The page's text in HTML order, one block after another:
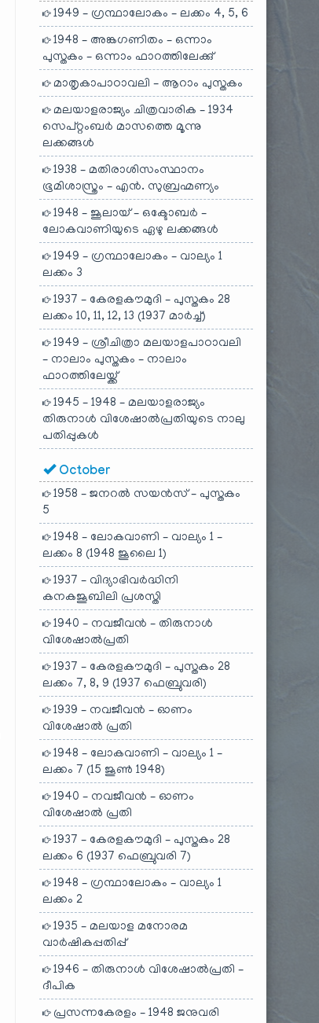
1949 – ഗ്രന്ഥാലോകം – ലക്കം 4, 5, 6
1948 – അങ്കഗണിതം – ഒന്നാം
പുസ്തകം – ഒന്നാം ഫാറത്തിലേക്കു്
മാതൃകാപാഠാവലി – ആറാം പുസ്തകം
മലയാളരാജ്യം ചിത്രവാരിക – 1934
സെപ്റ്റംബർ മാസത്തെ മൂന്നു
ലക്കങ്ങൾ
1938 – മതിരാശിസംസ്ഥാനം
ഭൂമിശാസ്ത്രം – എൻ. സുബ്രഹ്മണ്യം
1948 – ജൂലായ് – ഒക്ടോബർ –
ലോകവാണിയുടെ ഏഴു ലക്കങ്ങൾ
1949 – ഗ്രന്ഥാലോകം – വാല്യം 1
ലക്കം 3
1937 – കേരളകൗമുദി – പുസ്തകം 28
ലക്കം 10, 11, 12, 13 (1937 മാർച്ച്)
1949 – ശ്രീചിത്രാ മലയാളപാഠാവലി
– നാലാം പുസ്തകം – നാലാം
ഫാറത്തിലേയ്ക്ക്
1945 – 1948 – മലയാളരാജ്യം
തിരുനാൾ വിശേഷാൽപ്രതിയുടെ നാലു
പതിപ്പുകൾ
October
1958 – ജനറൽ സയൻസ് – പുസ്തകം
5
1948 – ലോകവാണി – വാല്യം 1 –
ലക്കം 8 (1948 ജൂലൈ 1)
1937 – വിദ്യാഭിവർദ്ധിനി
കനകജൂബിലി പ്രശസ്തി
1940 – നവജീവൻ – തിരുനാൾ
വിശേഷാൽപ്രതി
1937 – കേരളകൗമുദി – പുസ്തകം 28
ലക്കം 7, 8, 9 (1937 ഫെബ്രുവരി)
1939 – നവജീവൻ – ഓണം
വിശേഷാൽ പ്രതി
1948 – ലോകവാണി – വാല്യം 1 –
ലക്കം 7 (15 ജൂൺ 1948)
1940 – നവജീവൻ – ഓണം
വിശേഷാൽ പ്രതി
1937 – കേരളകൗമുദി – പുസ്തകം 28
ലക്കം 6 (1937 ഫെബ്രുവരി 7)
1948 – ഗ്രന്ഥാലോകം – വാല്യം 1
ലക്കം 2
1935 – മലയാള മനോരമ
വാർഷികപ്പതിപ്പ്
1946 – തിരുനാൾ വിശേഷാൽപ്രതി –
ദീപിക
പ്രസന്നകേരളം – 1948 ജനുവരി